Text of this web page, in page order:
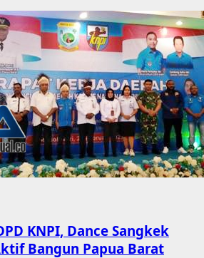
KNPI, Dance Sangkek
Bangun Papua Barat